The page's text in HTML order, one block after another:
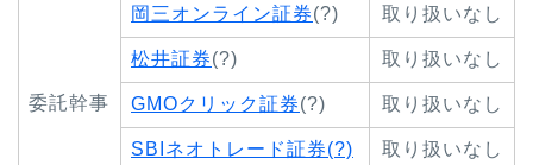
委託幹事
岡三オンライン証券(?) 取り扱いなし
松井証券(?) 取り扱いなし
GMOクリック証券(?) 取り扱いなし
SBIネオトレード証券(?) 取り扱いなし